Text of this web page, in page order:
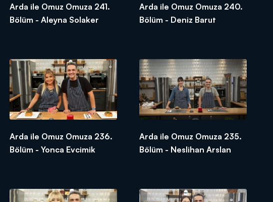
Arda ile Omuz Omuza 241.
Bölüm - Aleyna Solaker
Arda ile Omuz Omuza 240.
Bölüm - Deniz Barut
Arda ile Omuz Omuza 236.
Bölüm - Yonca Evcimik
Arda ile Omuz Omuza 235.
Bölüm - Neslihan Arslan